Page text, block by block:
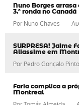
Nuno Borges
3.ª ronda no Canadá
PorNuno Chaves
SURPRESA! Jaime
Aliassime em
Por Pedro Gonçalo Pinto
Faria complica a
Montreal